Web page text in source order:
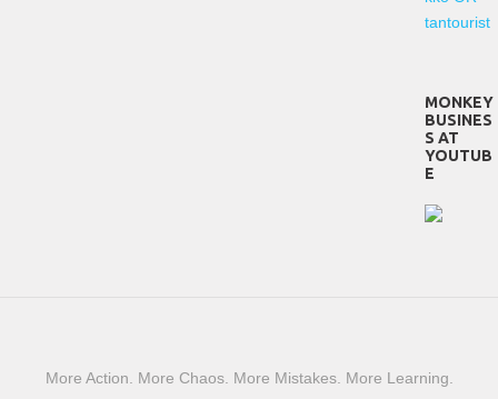
tantourist
MONKEY
BUSINES
S AT
YOUTUB
E
More Action. More Chaos. More Mistakes. More Learning.